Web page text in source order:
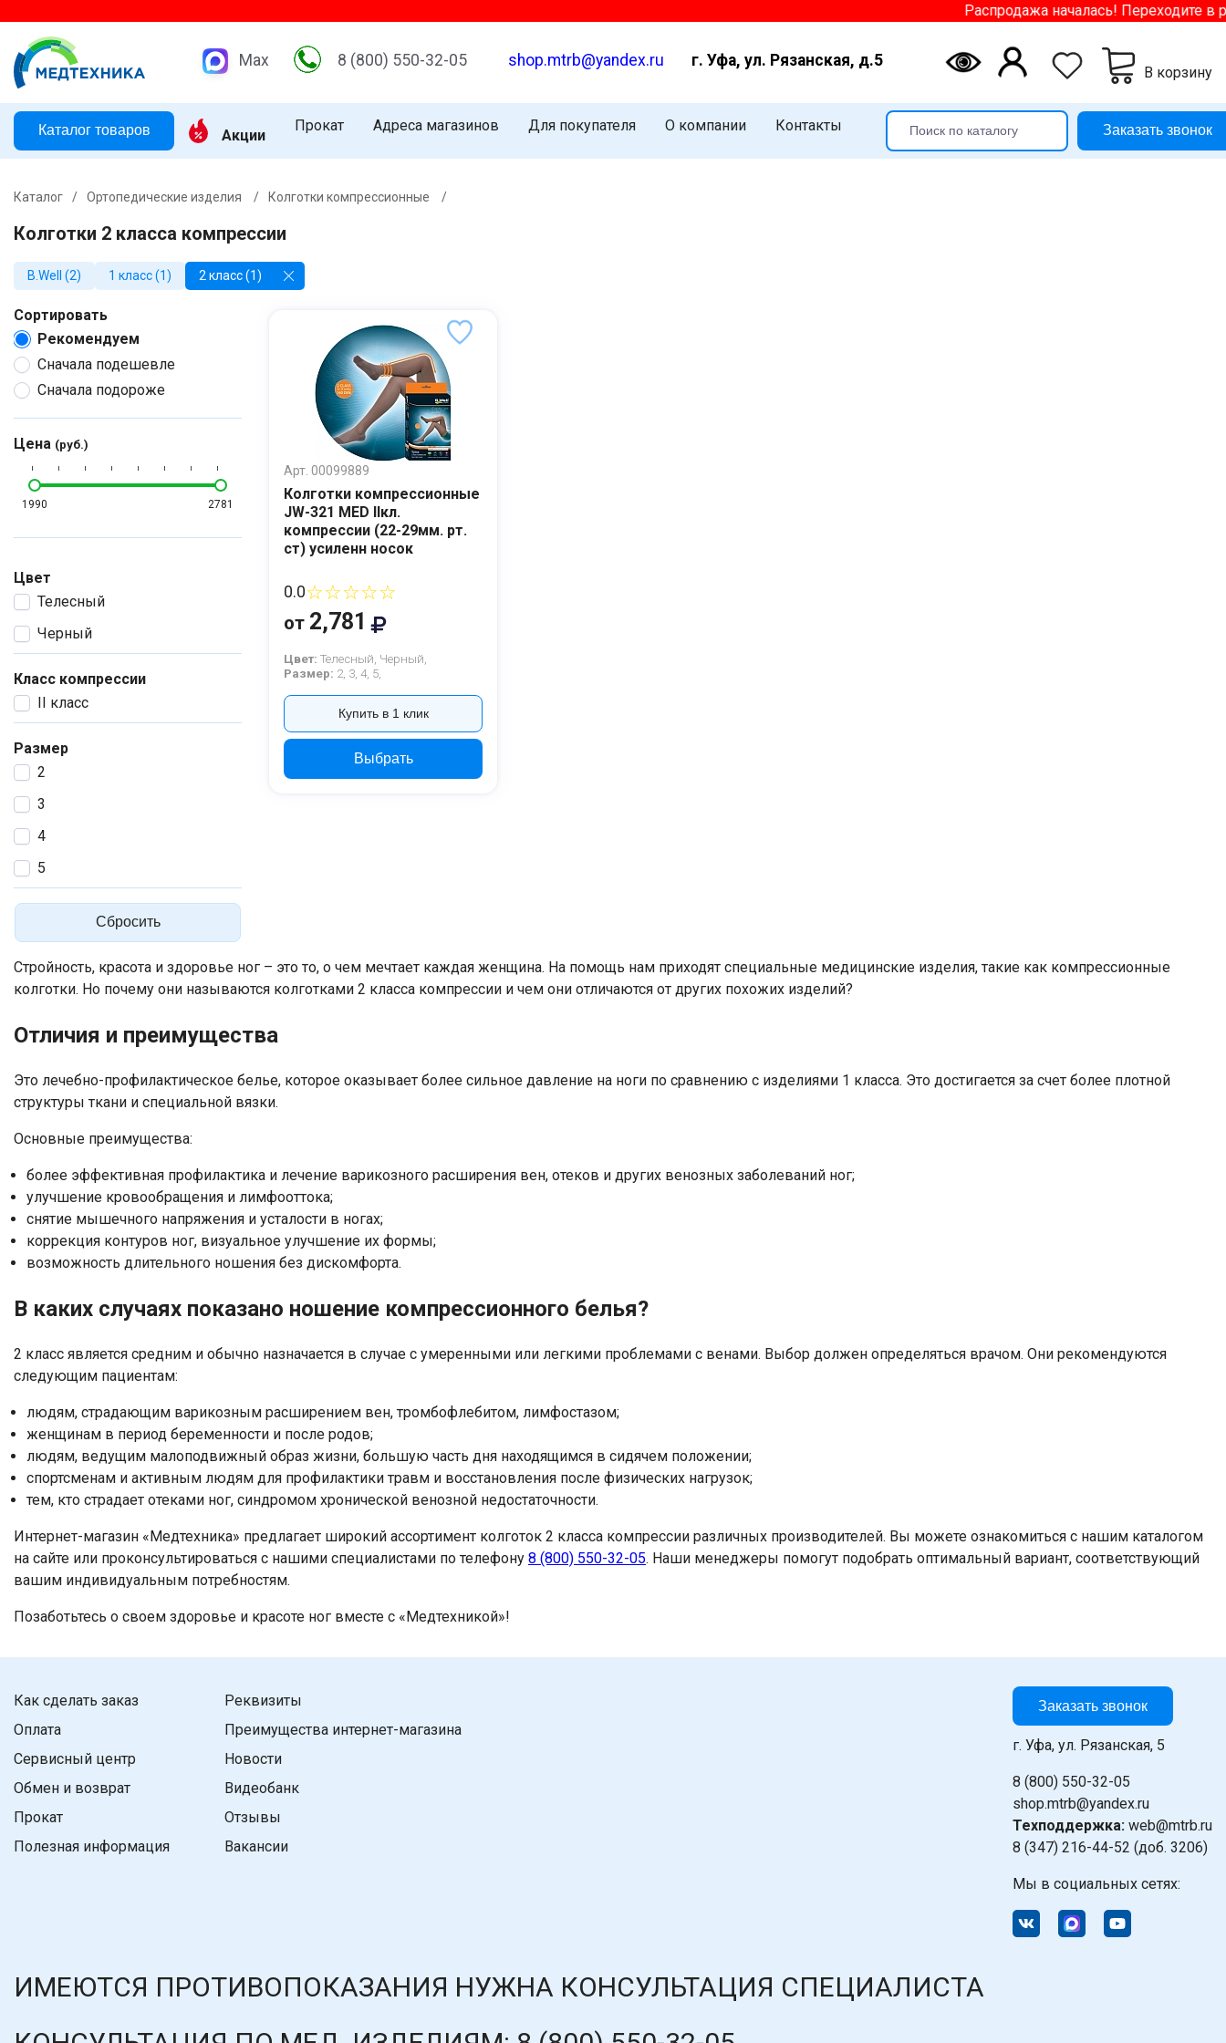
Распродажа началась! Переходите в
Max 8 (800) 550-32-05 shop.mtrb@yandex.ru г. Уфа, ул. Рязанская, д.5
В корзину
Каталог товаров Акции
Прокат Адреса магазинов Для покупателя О компании Контакты Заказать звонок
Каталог / Ортопедические изделия / Колготки компрессионные /
Колготки 2 класса компрессии
B.Well (2) 1 класс (1) 2 класс (1)
Сортировать
Рекомендуем
Сначала подешевле
Сначала подороже
Цена (руб.)
1990 2781
Цвет
Телесный
Черный
Класс компрессии
II класс
Размер
2
3
4
5
Сбросить
Арт. 00099889
Колготки компрессионные
JW-321 MED IIкл.
компрессии (22-29мм. рт.
ст) усиленн носок
0.0☆☆☆☆☆
от 2,781
Цвет: Телесный, Черный,
Размер: 2, 3, 4, 5,
Купить в 1 клик
Выбрать
Стройность, красота и здоровье ног – это то, о чем мечтает каждая женщина. На помощь нам приходят специальные медицинские изделия, такие как компрессионные
колготки. Но почему они называются колготками 2 класса компрессии и чем они отличаются от других похожих изделий?
Отличия и преимущества
Это лечебно-профилактическое белье, которое оказывает более сильное давление на ноги по сравнению с изделиями 1 класса. Это достигается за счет более плотной
структуры ткани и специальной вязки.
Основные преимущества:
более эффективная профилактика и лечение варикозного расширения вен, отеков и других венозных заболеваний ног;
улучшение кровообращения и лимфооттока;
снятие мышечного напряжения и усталости в ногах;
коррекция контуров ног, визуальное улучшение их формы;
возможность длительного ношения без дискомфорта.
В каких случаях показано ношение компрессионного белья?
2 класс является средним и обычно назначается в случае с умеренными или легкими проблемами с венами. Выбор должен определяться врачом. Они рекомендуются
следующим пациентам:
людям, страдающим варикозным расширением вен, тромбофлебитом, лимфостазом;
женщинам в период беременности и после родов;
людям, ведущим малоподвижный образ жизни, большую часть дня находящимся в сидячем положении;
спортсменам и активным людям для профилактики травм и восстановления после физических нагрузок;
тем, кто страдает отеками ног, синдромом хронической венозной недостаточности.
Интернет-магазин «Медтехника» предлагает широкий ассортимент колготок 2 класса компрессии различных производителей. Вы можете ознакомиться с нашим каталогом
на сайте или проконсультироваться с нашими специалистами по телефону 8 (800) 550-32-05. Наши менеджеры помогут подобрать оптимальный вариант, соответствующий
вашим индивидуальным потребностям.
Позаботьтесь о своем здоровье и красоте ног вместе с «Медтехникой»!
Как сделать заказ
Оплата
Сервисный центр
Обмен и возврат
Прокат
Полезная информация
Реквизиты
Преимущества интернет-магазина
Новости
Видеобанк
Отзывы
Вакансии
Заказать звонок
г. Уфа, ул. Рязанская, 5
8 (800) 550-32-05
shop.mtrb@yandex.ru
Техподдержка: web@mtrb.ru
8 (347) 216-44-52 (доб. 3206)
Мы в социальных сетях:
ИМЕЮТСЯ ПРОТИВОПОКАЗАНИЯ НУЖНА КОНСУЛЬТАЦИЯ СПЕЦИАЛИСТА